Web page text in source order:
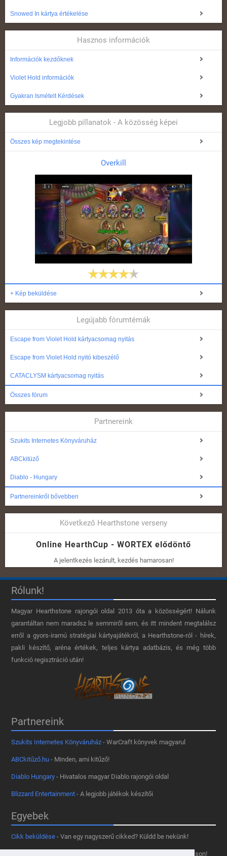
Snowed In kártya értékelése
Hasznos információk
Információk kezdőknek
Violet Hold információk
Gyakran Ismételt Kérdések
Legjobb pillanatok - A közösség képei
Összes kép megtekintése
Overkill
+ Kép beküldése
Legújabb fórumtémák
Escape from Violet Hold kártyacsomag nyitás
Escape from Violet Hold nyitó kibeszélő
CATACLYSM kártyacsomag nyitás
Összes fórum
Partnereink
Szukits Internetes Könyváruház
ABCkitüző
Diablo - Hungary
Partnereinkről bővebben
Következő Hearthstone verseny
Online HearthCup - WORTEX elődöntő
A jelentkezés lezárult, kezdés hamarosan!
Rólunk!
Magyar Hearthstone​ rajongói oldal 2013 óta a közösségért! Nálunk
garantáltan nem maradsz le semmiről sem, és itt mindent megtalálsz
erről a gyors-iramú stratégiai kártyajátékról, a Hearthstone-ról - hírek,
pakli készítő, aréna értékek, teljes kártya adatbázis, és még több
funkció regisztráció után!
Partnereink
Szukits Internetes Könyváruház - WarCraft könyvek magyarul
ABCkitűző.hu - Minden, ami kitűző!
Diablo Hungary - Hivatalos magyar Diablo rajongói oldal
Blizzard Entertainment - A legjobb játékok készítői
Egyebek
Cikk beküldése - Van egy nagyszerű cikked? Küldd be nekünk!
- Tetszik az oldal? Segíts, hogy fennmaradhasson!